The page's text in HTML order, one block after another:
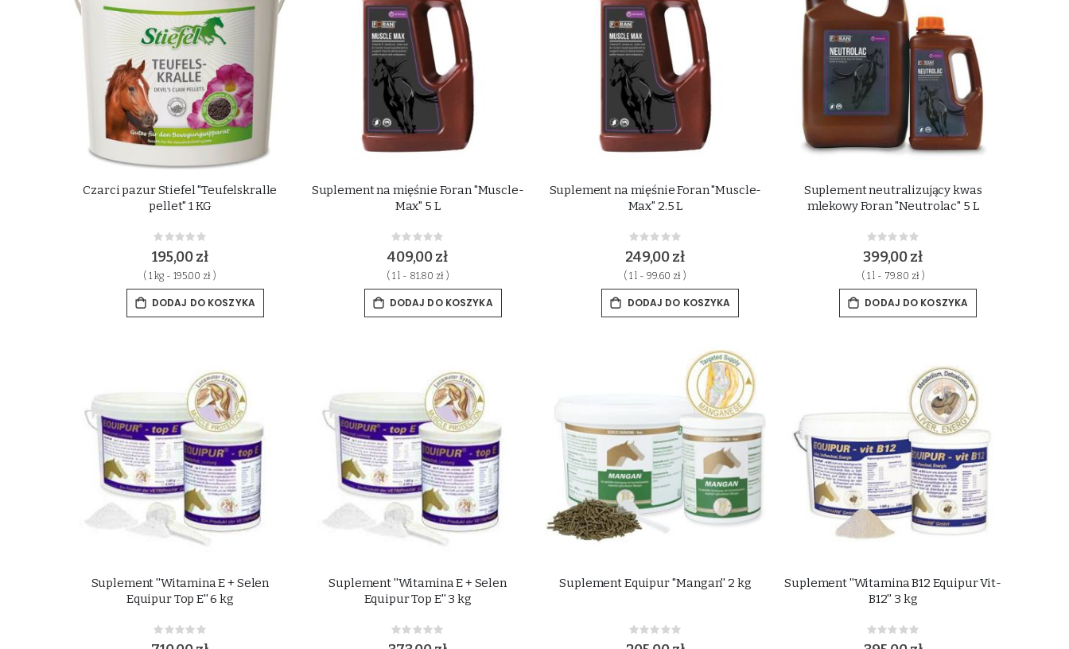
Czarci pazur Stiefel "Teufelskralle
pellet" 1 KG
Rating:
0%
195,00 zł
( 1 kg - 195.00 zł )
DODAJ DO KOSZYKA
Suplement na mięśnie Foran "Muscle-
Max" 5 L
Rating:
0%
409,00 zł
( 1 l - 81.80 zł )
DODAJ DO KOSZYKA
Suplement na mięśnie Foran "Muscle-
Max" 2.5 L
Rating:
0%
249,00 zł
( 1 l - 99.60 zł )
DODAJ DO KOSZYKA
Suplement neutralizujący kwas
mlekowy Foran "Neutrolac" 5 L
Rating:
0%
399,00 zł
( 1 l - 79.80 zł )
DODAJ DO KOSZYKA
Suplement ''Witamina E + Selen
Equipur Top E'' 6 kg
Rating:
0%
Suplement ''Witamina E + Selen
Equipur Top E'' 3 kg
Rating:
0%
Suplement Equipur ''Mangan'' 2 kg
Rating:
0%
Suplement ''Witamina B12 Equipur Vit-
B12'' 3 kg
Rating:
0%